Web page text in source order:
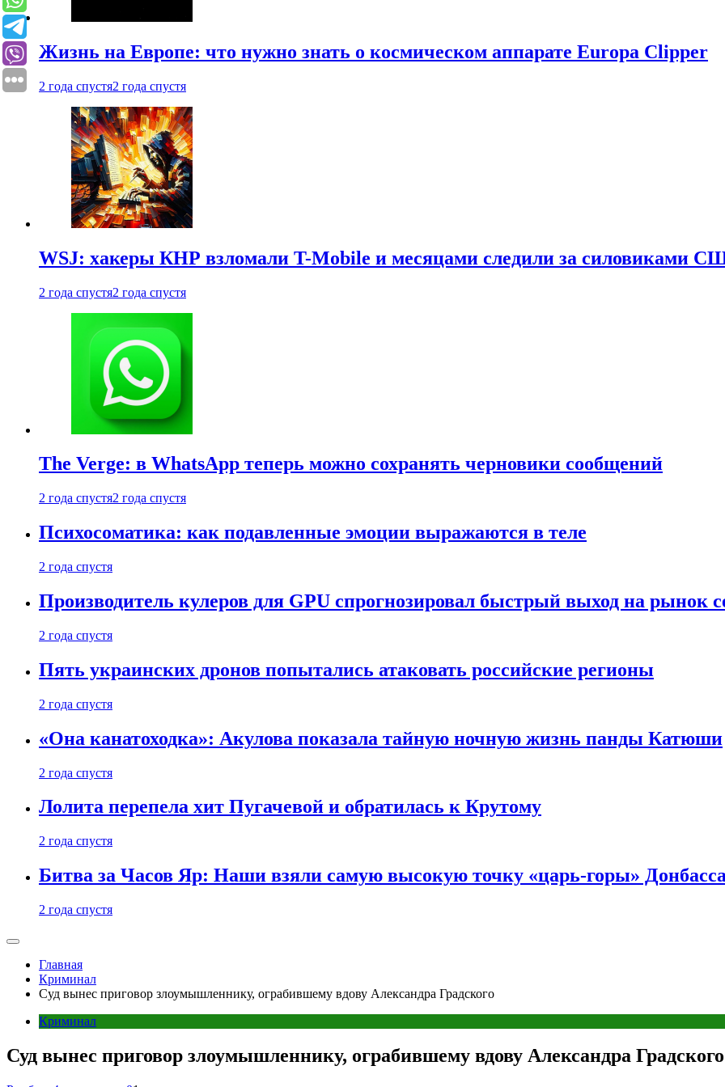
Жизнь на Европе: что нужно знать о космическом аппарате Europa Clipper
2 года спустя2 года спустя
WSJ: хакеры КНР взломали T-Mobile и месяцами следили за силовиками
2 года спустя2 года спустя
The Verge: в WhatsApp теперь можно сохранять черновики сообщений
2 года спустя2 года спустя
Психосоматика: как подавленные эмоции выражаются в теле
2 года спустя
Производитель кулеров для GPU спрогнозировал быстрый выход на рынок
2 года спустя
Пять украинских дронов попытались атаковать российские регионы
2 года спустя
«Она канатоходка»: Акулова показала тайную ночную жизнь панды Катюши
2 года спустя
Лолита перепела хит Пугачевой и обратилась к Крутому
2 года спустя
Битва за Часов Яр: Наши взяли самую высокую точку «царь-горы»
2 года спустя
Главная
Криминал
Суд вынес приговор злоумышленнику, ограбившему вдову Александра Градского
Криминал
Суд вынес приговор злоумышленнику, ограбившему вдову Александра Градского